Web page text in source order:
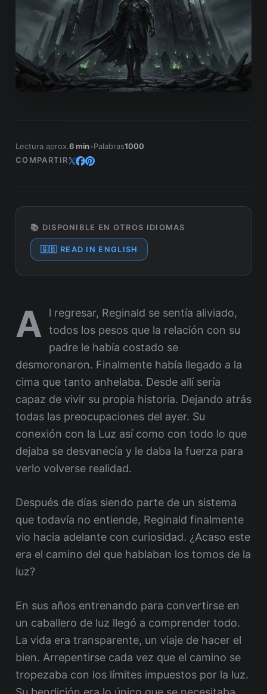
Lectura aprox.6 min•Palabras1000
COMPARTIR
📚 DISPONIBLE EN OTROS IDIOMAS
🇬🇧 READ IN ENGLISH
A
l regresar, Reginald se sentía aliviado,
todos los pesos que la relación con su
padre le había costado se
desmoronaron. Finalmente había llegado a la
cima que tanto anhelaba. Desde allí sería
capaz de vivir su propia historia. Dejando atrás
todas las preocupaciones del ayer. Su
conexión con la Luz así como con todo lo que
dejaba se desvanecía y le daba la fuerza para
verlo volverse realidad.
Después de días siendo parte de un sistema
que todavía no entiende, Reginald finalmente
vio hacia adelante con curiosidad. ¿Acaso este
era el camino del que hablaban los tomos de la
luz?
En sus años entrenando para convertirse en
un caballero de luz llegó a comprender todo.
La vida era transparente, un viaje de hacer el
bien. Arrepentirse cada vez que el camino se
tropezaba con los límites impuestos por la luz.